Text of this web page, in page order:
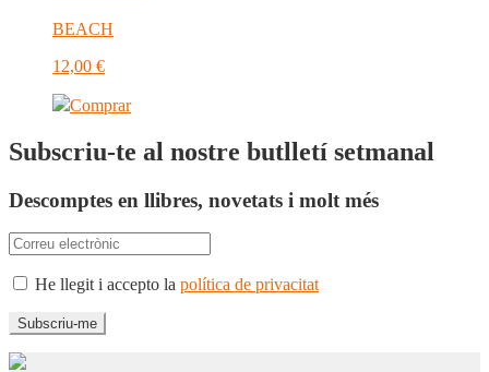
BEACH
12,00 €
Comprar
Subscriu-te al nostre butlletí setmanal
Descomptes en llibres, novetats i molt més
He llegit i accepto la política de privacitat